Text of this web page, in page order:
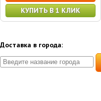
КУПИТЬ В 1 КЛИК
Доставка в города: